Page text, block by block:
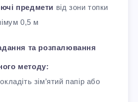
предмети від зони топки
0,5 м
та розпалювання
методу:
зім’ятий папір або